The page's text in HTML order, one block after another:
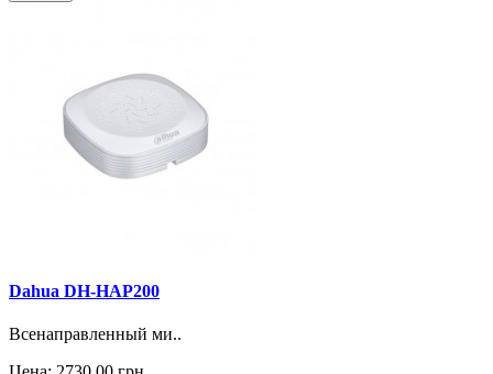
Dahua DH-HAP200
Всенаправленный ми..